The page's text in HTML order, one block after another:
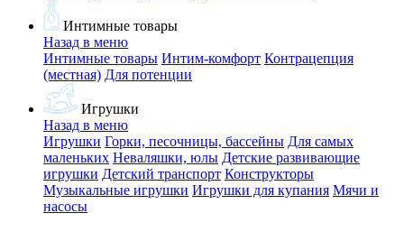
Интимные товары
Назад в меню
Интимные товары Интим-комфорт Контрацепция
(местная) Для потенции
Игрушки
Назад в меню
Игрушки Горки, песочницы, бассейны Для самых
маленьких Неваляшки, юлы Детские развивающие
игрушки Детский транспорт Конструкторы
Музыкальные игрушки Игрушки для купания Мячи и
насосы